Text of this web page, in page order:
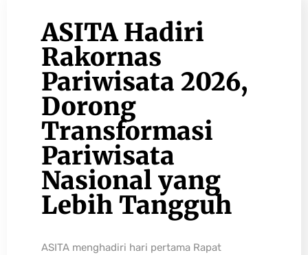
ASITA Hadiri
Rakornas
Pariwisata 2026,
Dorong
Transformasi
Pariwisata
Nasional yang
Lebih Tangguh
ASITA menghadiri hari pertama Rapat